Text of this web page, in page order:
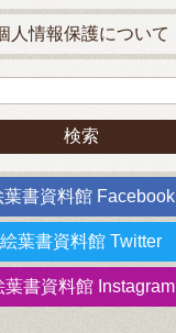
人情報保護について
葉書資料館 Facebook
絵葉書資料館 Twitter
葉書資料館 Instagram